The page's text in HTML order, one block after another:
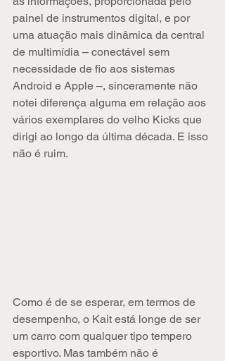
painel de instrumentos digital, e por
uma atuação mais dinâmica da central
de multimídia – conectável sem
necessidade de fio aos sistemas
Android e Apple –, sinceramente não
notei diferença alguma em relação aos
vários exemplares do velho Kicks que
dirigi ao longo da última década. E isso
não é ruim.
Como é de se esperar, em termos de
desempenho, o Kait está longe de ser
um carro com qualquer tipo tempero
esportivo. Mas também não é